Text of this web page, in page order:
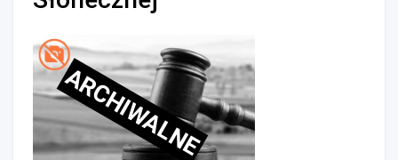
ARCHIWALNE